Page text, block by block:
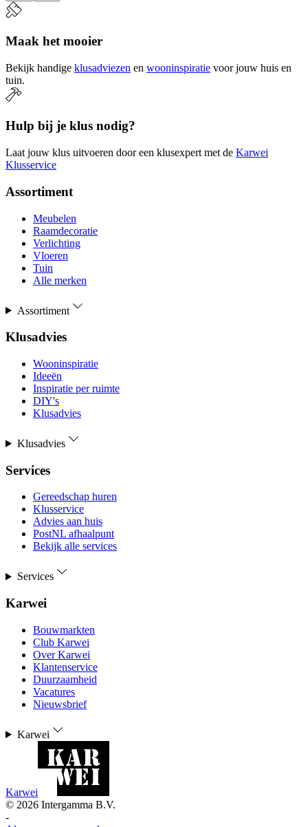
Maak het mooier
Bekijk handige klusadviezen en wooninspiratie voor jouw huis en
tuin.
Hulp bij je klus nodig?
Laat jouw klus uitvoeren door een klusexpert met de Karwei
Klusservice
Assortiment
Meubelen
Raamdecoratie
Verlichting
Vloeren
Tuin
Alle merken
Assortiment
Klusadvies
Wooninspiratie
Ideeën
Inspiratie per ruimte
DIY's
Klusadvies
Klusadvies
Services
Gereedschap huren
Klusservice
Advies aan huis
PostNL afhaalpunt
Bekijk alle services
Services
Karwei
Bouwmarkten
Club Karwei
Over Karwei
Klantenservice
Duurzaamheid
Vacatures
Nieuwsbrief
Karwei
Karwei
© 2026 Intergamma B.V.
-